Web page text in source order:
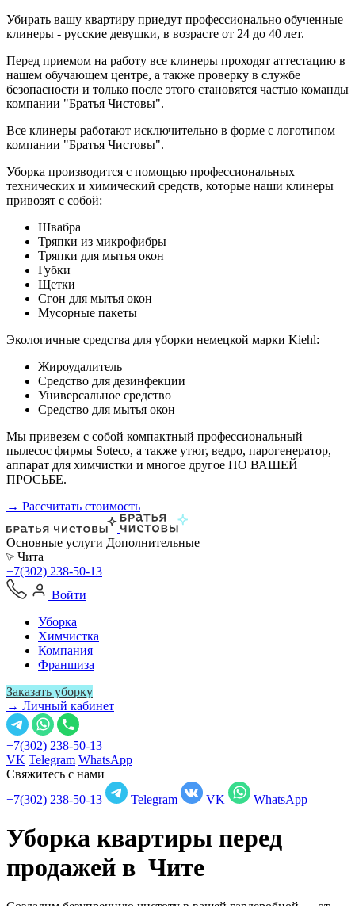
Убирать вашу квартиру приедут профессионально обученные
клинеры - русские девушки, в возрасте от 24 до 40 лет.
Перед приемом на работу все клинеры проходят аттестацию в
нашем обучающем центре, а также проверку в службе
безопасности и только после этого становятся частью команды
компании "Братья Чистовы".
Все клинеры работают исключительно в форме с логотипом
компании "Братья Чистовы".
Уборка производится с помощью профессиональных
технических и химический средств, которые наши клинеры
привозят с собой:
Швабра
Тряпки из микрофибры
Тряпки для мытья окон
Губки
Щетки
Сгон для мытья окон
Мусорные пакеты
Экологичные средства для уборки немецкой марки Kiehl:
Жироудалитель
Средство для дезинфекции
Универсальное средство
Средство для мытья окон
Мы привезем с собой компактный профессиональный
пылесос фирмы Soteco, а также утюг, ведро, парогенератор,
аппарат для химчистки и многое другое ПО ВАШЕЙ
ПРОСЬБЕ.
→ Рассчитать стоимость
Основные услуги Дополнительные
Чита
+7(302) 238-50-13
Войти
Уборка
Химчистка
Компания
Франшиза
Заказать уборку
→ Личный кабинет
+7(302) 238-50-13
VK Telegram WhatsApp
Свяжитесь с нами
+7(302) 238-50-13
Telegram VK WhatsApp
Уборка квартиры перед
продажей в Чите